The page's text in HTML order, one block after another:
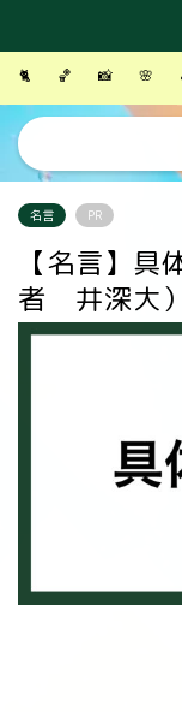
🐈 🏀 📸 🌸
名言 PR
【名言】具
者 井深大）